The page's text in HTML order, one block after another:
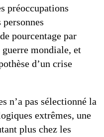
préoccupations
pourcentage par
guerre mondiale, et
d’un crise
n’a pas sélectionné la
extrêmes, une
plus chez les